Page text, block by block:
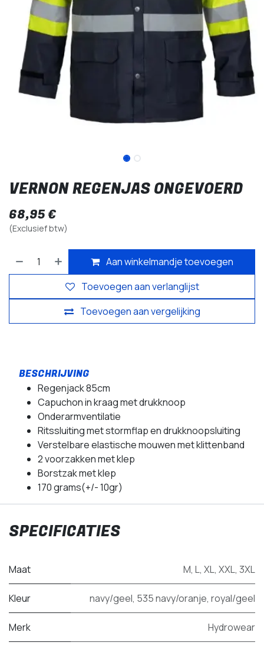
VERNON REGENJAS ONGEVOERD
68,95€
(Exclusief btw)
Aan winkelmandje toevoegen
Toevoegen aan vergelijking
Toevoegen aan verlanglijst
Regenjack 85cm
Capuchon in kraag met drukknoop
Onderarmventilatie
Ritssluiting met stormflap en drukknoopsluiting
Verstelbare elastische mouwen met klittenband
2 voorzakken met klep
Borstzak met klep
170 grams(+/- 10gr)
SPECIFICATIES
Maat M, L, XL, XXL, 3XL
Kleur navy/geel, 535 navy/oranje, royal/geel
Merk Hydrowear